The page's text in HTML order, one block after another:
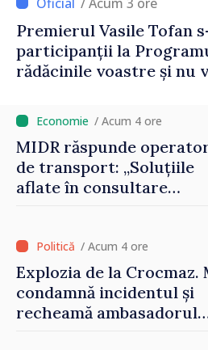
Premierul Vasile Tofan
participanții la
rădăcinile voastre și nu
reuși”
/ Acum 4 ore
MIDR răspunde
de transport: „Soluțiile
aflate în consultare
sigure, regulate și
accesibile”
/ Acum 4 ore
Explozia de la Crocmaz.
condamnă incidentul și
recheamă ambasadorul